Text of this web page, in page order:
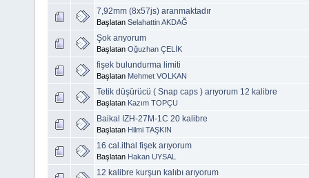
7,92mm (8x57js) aranmaktadır
Başlatan Selahattin AKDAĞ
Şok arıyorum
Başlatan Oğuzhan ÇELİK
fişek bulundurma limiti
Başlatan Mehmet VOLKAN
Tetik düşürücü ( Snap caps ) arıyorum 12 kalibre
Başlatan Kazım TOPÇU
Baikal IZH-27M-1C 20 kalibre
Başlatan Hilmi TAŞKIN
16 cal.ithal fişek arıyorum
Başlatan Hakan UYSAL
12 kalibre kurşun kalıbı arıyorum